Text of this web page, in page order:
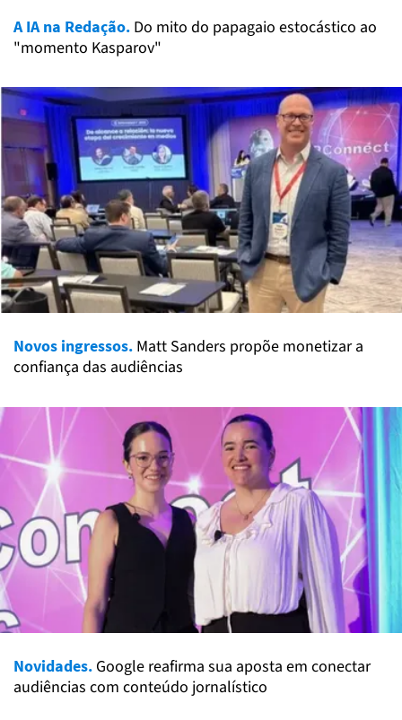
A IA na Redação. Do mito do papagaio estocástico ao
"momento Kasparov"
Novos ingressos. Matt Sanders propõe monetizar a
confiança das audiências
Novidades. Google reafirma sua aposta em conectar
audiências com conteúdo jornalístico